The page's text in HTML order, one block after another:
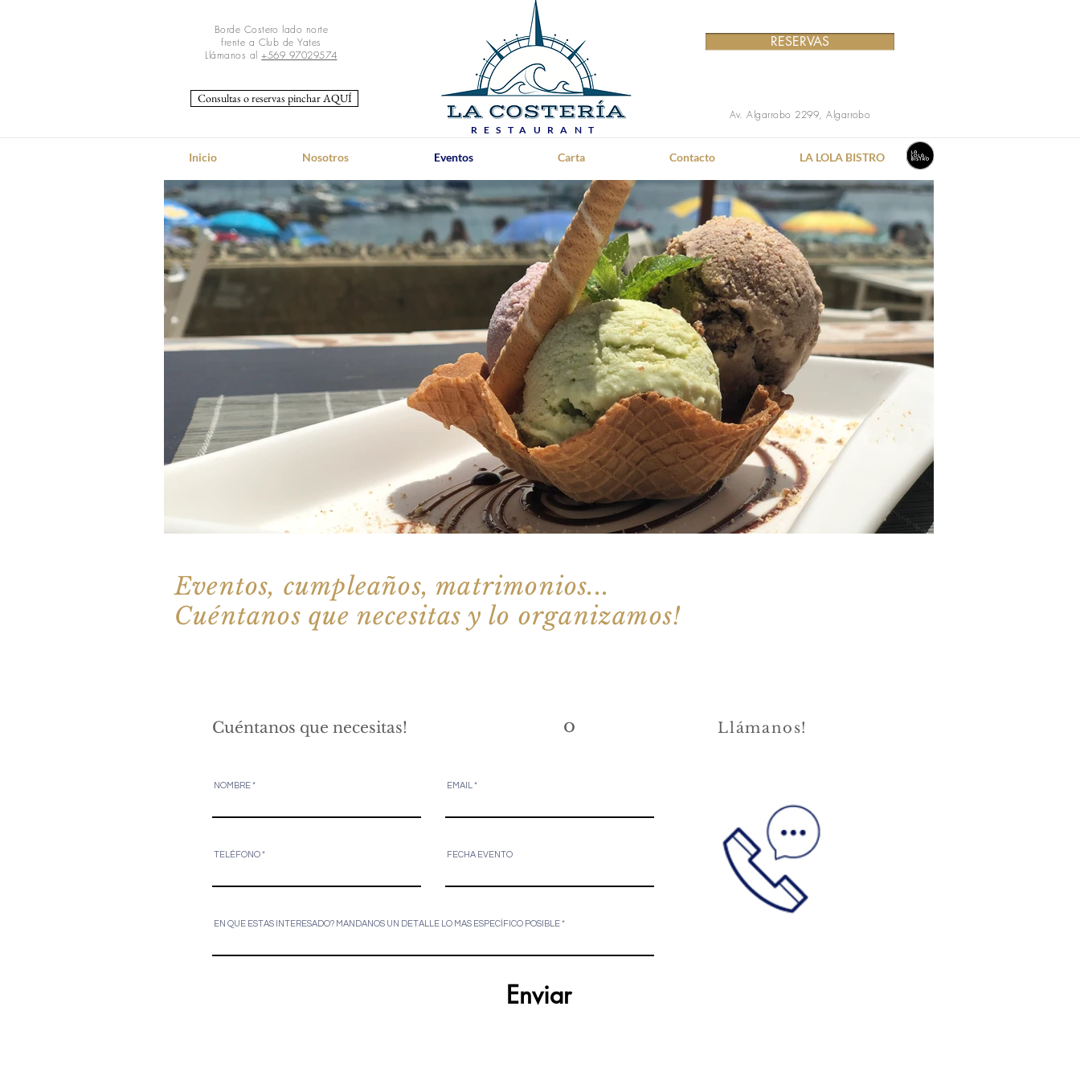
Borde Costero lado norte
frente a Club de Yates
Llámanos al+569 97029574
Consultas o reservas pinchar AQUÍ
RESTAURANT
RESERVAS
Av. Algarrobo 2299, Algarrobo
Inicio Nosotros Eventos Carta Contacto LA LOLA BISTRO
Por qué nacemos
Eventos, cumpleaños, matrimonios...
Cuéntanos que necesitas y lo organizamos!
Cuéntanos que necesitas! o
NOMBRE EMAIL
TELÉFONO FECHA EVENTO
EN QUE ESTAS INTERESADO? MANDANOS UN DETALLE LO MAS ESPECÍFICO POSIBLE
Enviar
Llámanos!